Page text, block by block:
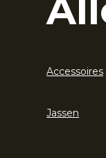
Accessoires
Jassen